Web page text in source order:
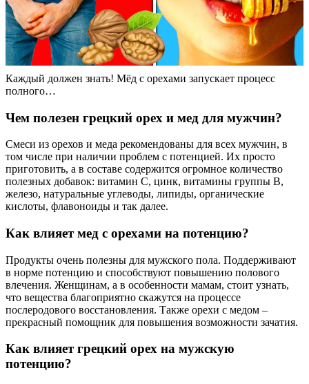
Каждый должен знать! Мёд с орехами запускает процесс
полного…
Чем полезен грецкий орех и мед для мужчин?
Смеси из орехов и меда рекомендованы для всех мужчин, в
том числе при наличии проблем с потенцией. Их просто
приготовить, а в составе содержится огромное количество
полезных добавок: витамин C, цинк, витамины группы B,
железо, натуральные углеводы, липиды, органические
кислоты, флавоноиды и так далее.
Как влияет мед с орехами на потенцию?
Продукты очень полезны для мужского пола. Поддерживают
в норме потенцию и способствуют повышению полового
влечения. Женщинам, а в особенности мамам, стоит узнать,
что вещества благоприятно скажутся на процессе
послеродового восстановления. Также орехи с медом –
прекрасный помощник для повышения возможности зачатия.
Как влияет грецкий орех на мужскую
потенцию?